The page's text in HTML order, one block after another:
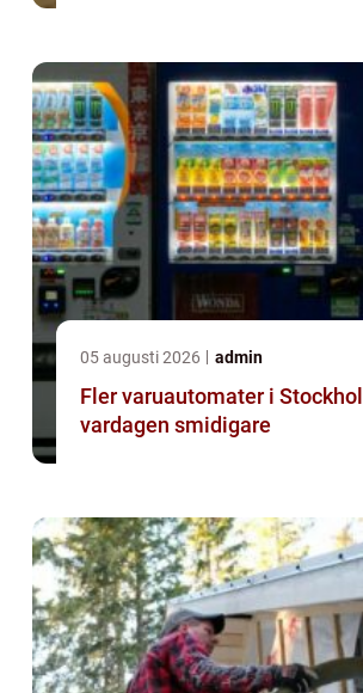
05 augusti 2026 admin
Fler varuautomater i
vardagen smidigare